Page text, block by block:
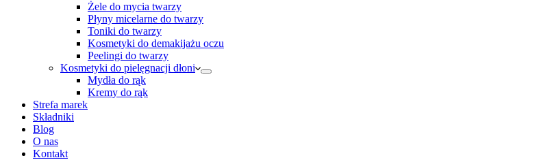
Żele do mycia twarzy
Płyny micelarne do twarzy
Toniki do twarzy
Kosmetyki do demakijażu oczu
Peelingi do twarzy
Kosmetyki do pielęgnacji dłoni
Mydła do rąk
Kremy do rąk
Strefa marek
Składniki
Blog
O nas
Kontakt